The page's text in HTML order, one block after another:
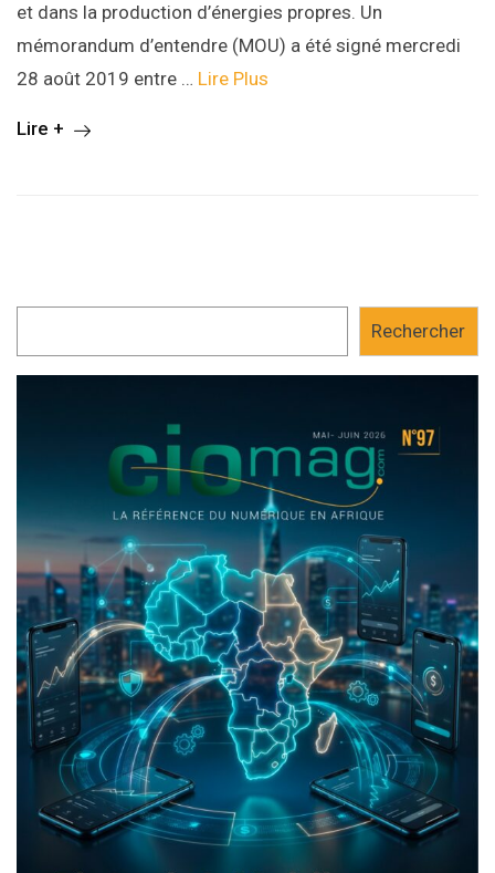
et dans la production d’énergies propres. Un
mémorandum d’entendre (MOU) a été signé mercredi
28 août 2019 entre … Lire Plus
Lire +
Rechercher